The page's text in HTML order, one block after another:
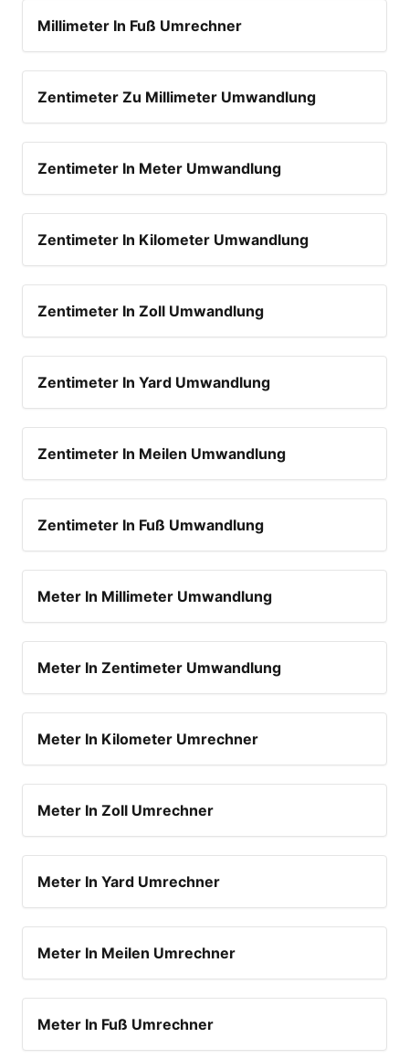
Millimeter In Fuß Umrechner
Zentimeter Zu Millimeter Umwandlung
Zentimeter In Meter Umwandlung
Zentimeter In Kilometer Umwandlung
Zentimeter In Zoll Umwandlung
Zentimeter In Yard Umwandlung
Zentimeter In Meilen Umwandlung
Zentimeter In Fuß Umwandlung
Meter In Millimeter Umwandlung
Meter In Zentimeter Umwandlung
Meter In Kilometer Umrechner
Meter In Zoll Umrechner
Meter In Yard Umrechner
Meter In Meilen Umrechner
Meter In Fuß Umrechner